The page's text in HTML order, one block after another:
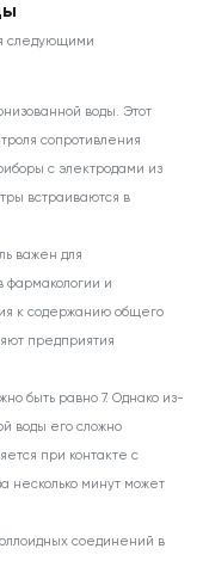
следующими
воды. Этот
сопротивления
с электродами из
встраиваются в
важен для
фармакологии и
к содержанию общего
предприятия
быть равно 7. Однако из-
воды его сложно
при контакте с
несколько минут может
соединений в